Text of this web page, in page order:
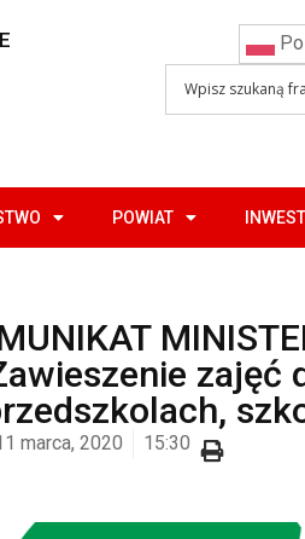
POWIAT
zajęć
marca, 2020 15:30